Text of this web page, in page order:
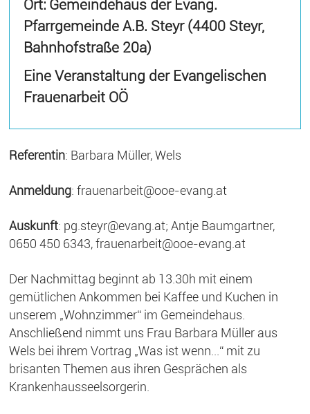
Ort: Gemeindehaus der Evang.
Pfarrgemeinde A.B. Steyr (4400 Steyr,
Bahnhofstraße 20a)
Eine Veranstaltung der Evangelischen
Frauenarbeit OÖ
Referentin: Barbara Müller, Wels
Anmeldung: frauenarbeit@ooe-evang.at
Auskunft: pg.steyr@evang.at; Antje Baumgartner,
0650 450 6343, frauenarbeit@ooe-evang.at
Der Nachmittag beginnt ab 13.30h mit einem
gemütlichen Ankommen bei Kaffee und Kuchen in
unserem „Wohnzimmer“ im Gemeindehaus.
Anschließend nimmt uns Frau Barbara Müller aus
Wels bei ihrem Vortrag „Was ist wenn...“ mit zu
brisanten Themen aus ihren Gesprächen als
Krankenhausseelsorgerin.